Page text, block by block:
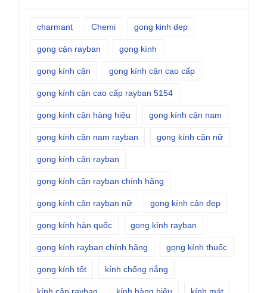
charmant Chemi gong kinh dep
gọng cận rayban gọng kính
gọng kính cận gọng kính cận cao cấp
gọng kính cận cao cấp rayban 5154
gọng kính cận hàng hiệu gọng kính cận nam
gọng kính cận nam rayban gọng kính cận nữ
gọng kính cận rayban
gọng kính cận rayban chính hãng
gọng kính cận rayban nữ gọng kính cận đẹp
gọng kính hàn quốc gọng kính rayban
gọng kính rayban chính hãng gọng kính thuốc
gọng kính tốt kính chống nắng